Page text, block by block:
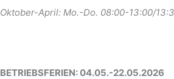
Oktober-April: Mo.-Do. 08:00-13:00/
BETRIEBSFERIEN: 04.05.-22.05.2026